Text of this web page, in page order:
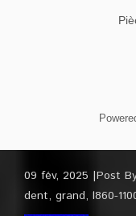
09 fév, 2025 Post
dent, grand, l860-